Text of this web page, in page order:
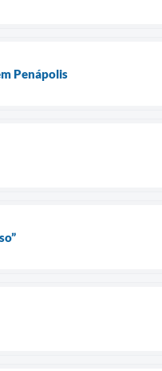
Penápolis